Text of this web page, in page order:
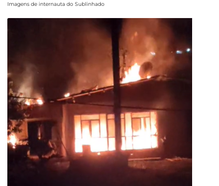
Imagens de internauta do Sublinhado